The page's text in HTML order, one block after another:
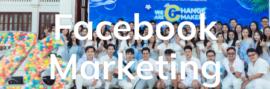
Facebook
Marketing